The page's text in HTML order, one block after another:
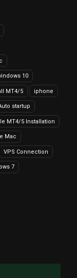
10
MT4/5 iphone
startup
MT4/5 Installation
Mac
VPS Connection
7